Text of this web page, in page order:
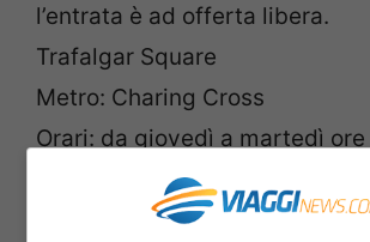
l’entrata è ad offerta libera.
Trafalgar Square
Metro: Charing Cross
Orari: da giovedì a martedì
mercoledì 10-21
Ingresso libero